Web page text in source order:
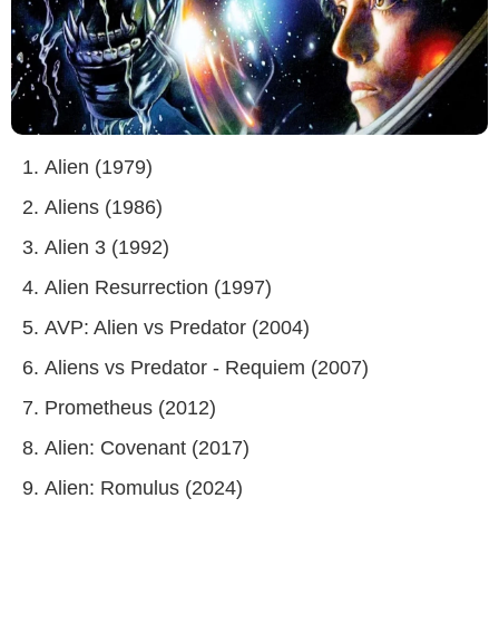
Alien (1979)
Aliens (1986)
Alien 3 (1992)
Alien Resurrection (1997)
AVP: Alien vs Predator (2004)
Aliens vs Predator - Requiem (2007)
Prometheus (2012)
Alien: Covenant (2017)
Alien: Romulus (2024)